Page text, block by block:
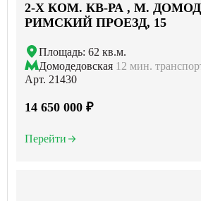
2-X КОМ. КВ-РА , М.
РИМСКИЙ ПРОЕЗД, 15
Площадь: 62 кв.м.
Домодедовская 12 мин.
Арт. 21430
14 650 000 ₽
Перейти